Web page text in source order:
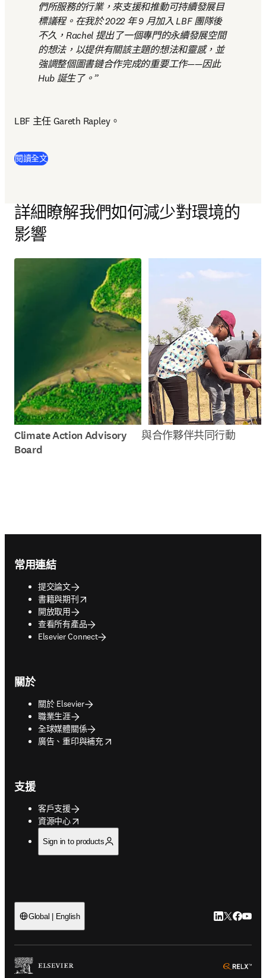
們所服務的行業，來支援和推動可持續發展目
標議程。在我於 2022 年 9 月加入 LBF 團隊後
不久，Rachel 提出了一個專門的永續發展空間
的想法，以提供有關該主題的想法和靈感，並
強調整個圖書鏈合作完成的重要工作——因此
Hub 誕生了。
LBF 主任 Gareth Rapley。
閱讀全文(
詳細瞭解我們如何減少對環境的
影響
Climate Action Advisory
Board
與合作夥伴共同行動
常用連結
提交論文
書籍與期刊
opens in new tab/window
開放取用
查看所有產品
Elsevier Connect
關於
關於 Elsevier
職業生涯
全球媒體關係
廣告、重印與補充
opens in new tab/window
支援
客戶支援
資源中心
opens in new tab/window
Sign in to products
Global | English LinkedIn 打
Twitter 打